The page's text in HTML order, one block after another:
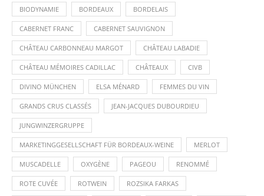
BIODYNAMIE BORDEAUX BORDELAIS
CABERNET FRANC CABERNET SAUVIGNON
CHÂTEAU CARBONNEAU MARGOT CHÂTEAU LABADIE
CHÂTEAU MÉMOIRES CADILLAC CHÂTEAUX CIVB
DIVINO MÜNCHEN ELSA MÉNARD FEMMES DU VIN
GRANDS CRUS CLASSÉS JEAN-JACQUES DUBOURDIEU
JUNGWINZERGRUPPE
MARKETINGGESELLSCHAFT FÜR BORDEAUX-WEINE MERLOT
MUSCADELLE OXYGÈNE PAGEOU RENOMMÉ
ROTE CUVÉE ROTWEIN ROZSIKA FARKAS